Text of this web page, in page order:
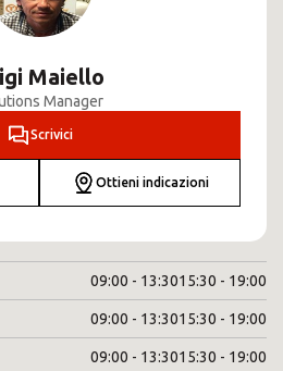
Maiello
Manager
Scrivici
Ottieni indicazioni
09:00 - 13:3015:30 - 19:00
09:00 - 13:3015:30 - 19:00
09:00 - 13:3015:30 - 19:00